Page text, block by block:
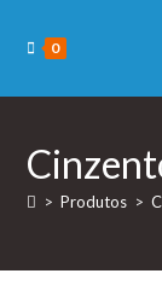
0
> Produtos >